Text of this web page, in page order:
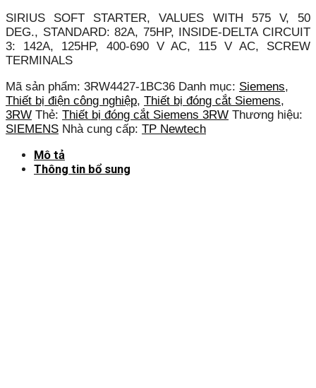
SIRIUS SOFT STARTER, VALUES WITH 575 V, 50
DEG., STANDARD: 82A, 75HP, INSIDE-DELTA CIRCUIT
3: 142A, 125HP, 400-690 V AC, 115 V AC, SCREW
TERMINALS
Mã sản phẩm: 3RW4427-1BC36 Danh mục: Siemens,
Thiết bị điện công nghiệp, Thiết bị đóng cắt Siemens,
3RW Thẻ: Thiết bị đóng cắt Siemens 3RW Thương hiệu:
SIEMENS Nhà cung cấp: TP Newtech
Mô tả
Thông tin bổ sung